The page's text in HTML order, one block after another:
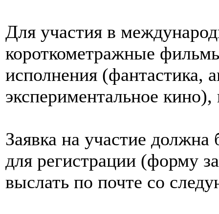
Для участия в
короткометражные
исполнения (фантастика,
экспериментальное
Заявка на участие
для регистрации (форму
выслать по почте со